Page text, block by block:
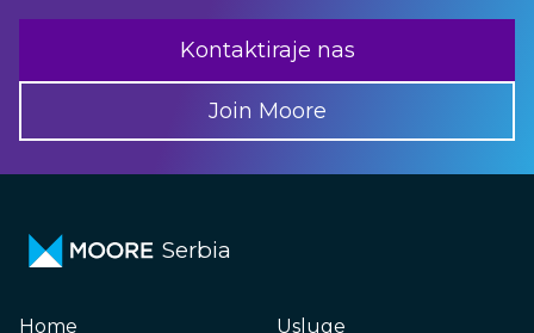
Kontaktiraje nas
Join Moore
Serbia
Home Usluge